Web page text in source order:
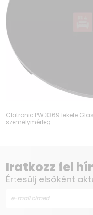
Clatronic PW 3369 fekete
személymérleg
Iratkozz fel
Értesülj elsőként